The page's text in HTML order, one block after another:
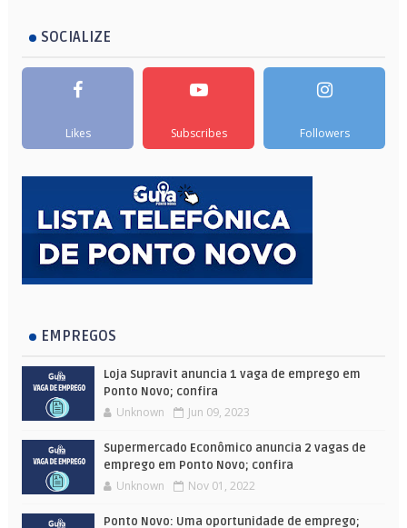
SOCIALIZE
Likes Subscribes Followers
EMPREGOS
Loja Supravit anuncia 1 vaga de emprego em
Ponto Novo; confira
Unknown Jun 09, 2023
Supermercado Econômico anuncia 2 vagas de
emprego em Ponto Novo; confira
Unknown Nov 01, 2022
Ponto Novo: Uma oportunidade de emprego;